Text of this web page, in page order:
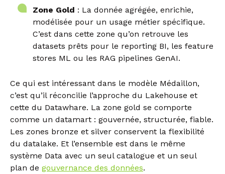
Zone Gold : La donnée agrégée, enrichie,
modélisée pour un usage métier spécifique.
C’est dans cette zone qu’on retrouve les
datasets prêts pour le reporting BI, les feature
stores ML ou les RAG pipelines GenAI.
Ce qui est intéressant dans le modèle Médaillon,
c’est qu’il réconcilie l’approche du Lakehouse et
cette du Datawhare. La zone gold se comporte
comme un datamart : gouvernée, structurée, fiable.
Les zones bronze et silver conservent la flexibilité
du datalake. Et l’ensemble est dans le même
système Data avec un seul catalogue et un seul
plan de gouvernance des données.